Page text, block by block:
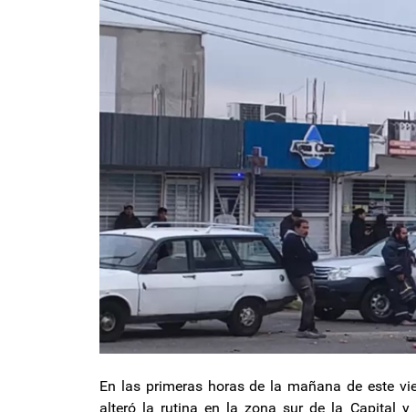
En las primeras horas de la mañana de este
alteró la rutina en la zona sur de la Capital y